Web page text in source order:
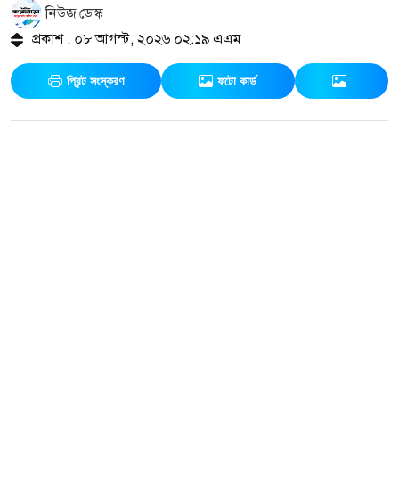
নিউজ ডেস্ক
প্রকাশ : ০৮ আগস্ট, ২০২৬ ০২:১৯ এএম
প্রিন্ট সংস্করণ ফটো কার্ড